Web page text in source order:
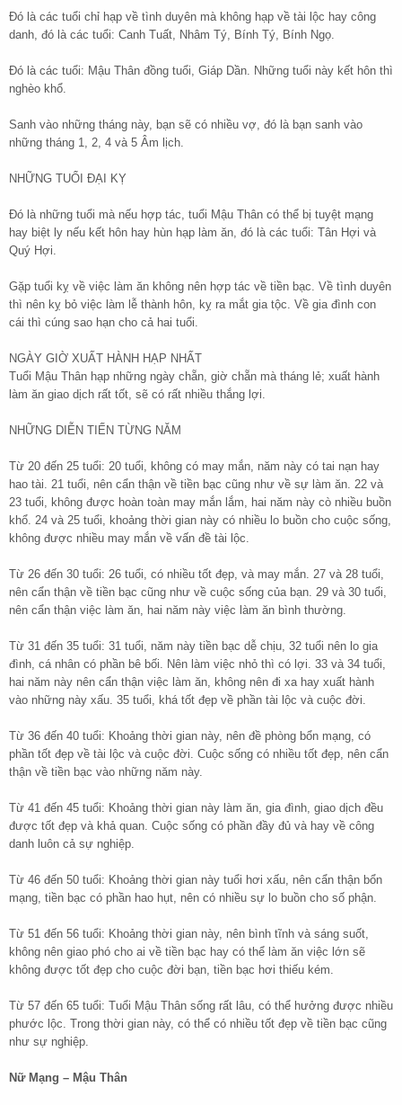
Đó là các tuổi chỉ hạp về tình duyên mà không hạp về tài lộc hay công
danh, đó là các tuổi: Canh Tuất, Nhâm Tý, Bính Tý, Bính Ngọ.
Đó là các tuổi: Mậu Thân đồng tuổi, Giáp Dần. Những tuổi này kết hôn thì
nghèo khổ.
Sanh vào những tháng này, bạn sẽ có nhiều vợ, đó là bạn sanh vào
những tháng 1, 2, 4 và 5 Âm lịch.
NHỮNG TUỔI ĐẠI KỴ
Đó là những tuổi mà nếu hợp tác, tuổi Mậu Thân có thể bị tuyệt mạng
hay biệt ly nếu kết hôn hay hùn hạp làm ăn, đó là các tuổi: Tân Hợi và
Quý Hợi.
Gặp tuổi kỵ về việc làm ăn không nên hợp tác về tiền bạc. Về tình duyên
thì nên kỵ bỏ việc làm lễ thành hôn, kỵ ra mắt gia tộc. Về gia đình con
cái thì cúng sao hạn cho cả hai tuổi.
NGÀY GIỜ XUẤT HÀNH HẠP NHẤT
Tuổi Mậu Thân hạp những ngày chẵn, giờ chẵn mà tháng lẻ; xuất hành
làm ăn giao dịch rất tốt, sẽ có rất nhiều thắng lợi.
NHỮNG DIỄN TIẾN TỪNG NĂM
Từ 20 đến 25 tuổi: 20 tuổi, không có may mắn, năm này có tai nạn hay
hao tài. 21 tuổi, nên cẩn thận về tiền bạc cũng như về sự làm ăn. 22 và
23 tuổi, không được hoàn toàn may mắn lắm, hai năm này cò nhiều buồn
khổ. 24 và 25 tuổi, khoảng thời gian này có nhiều lo buồn cho cuộc sống,
không được nhiều may mắn về vấn đề tài lộc.
Từ 26 đến 30 tuổi: 26 tuổi, có nhiều tốt đẹp, và may mắn. 27 và 28 tuổi,
nên cẩn thận về tiền bạc cũng như về cuộc sống của bạn. 29 và 30 tuổi,
nên cẩn thận việc làm ăn, hai năm này việc làm ăn bình thường.
Từ 31 đến 35 tuổi: 31 tuổi, năm này tiền bạc dễ chịu, 32 tuổi nên lo gia
đình, cá nhân có phần bê bối. Nên làm việc nhỏ thì có lợi. 33 và 34 tuổi,
hai năm này nên cẩn thận việc làm ăn, không nên đi xa hay xuất hành
vào những này xấu. 35 tuổi, khá tốt đẹp về phần tài lộc và cuộc đời.
Từ 36 đến 40 tuổi: Khoảng thời gian này, nên đề phòng bổn mạng, có
phần tốt đẹp về tài lộc và cuộc đời. Cuộc sống có nhiều tốt đẹp, nên cẩn
thận về tiền bạc vào những năm này.
Từ 41 đến 45 tuổi: Khoảng thời gian này làm ăn, gia đình, giao dịch đều
được tốt đẹp và khả quan. Cuộc sống có phần đầy đủ và hay về công
danh luôn cả sự nghiệp.
Từ 46 đến 50 tuổi: Khoảng thời gian này tuổi hơi xấu, nên cẩn thận bổn
mạng, tiền bạc có phần hao hụt, nên có nhiều sự lo buồn cho số phận.
Từ 51 đến 56 tuổi: Khoảng thời gian này, nên bình tĩnh và sáng suốt,
không nên giao phó cho ai về tiền bạc hay có thể làm ăn việc lớn sẽ
không được tốt đẹp cho cuộc đời bạn, tiền bạc hơi thiếu kém.
Từ 57 đến 65 tuổi: Tuổi Mậu Thân sống rất lâu, có thể hưởng được nhiều
phước lộc. Trong thời gian này, có thể có nhiều tốt đẹp về tiền bạc cũng
như sự nghiệp.
Nữ Mạng – Mậu Thân